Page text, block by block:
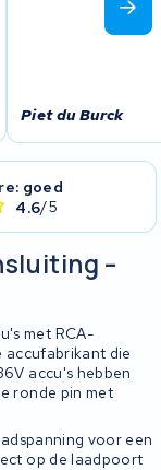
Piet du Burck
goed
4.6/5
–
met RCA-
accufabrikant die
accu's hebben
ronde pin met
voor een
op de laadpoort